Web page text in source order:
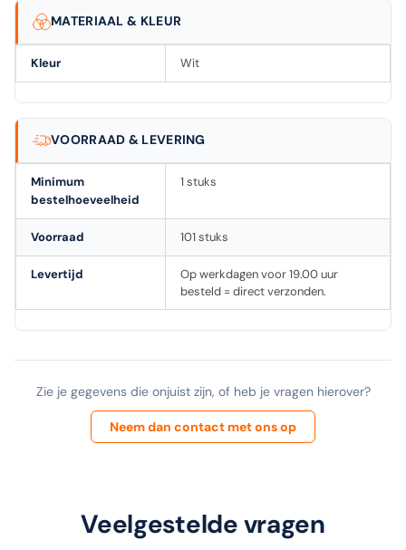
MATERIAAL & KLEUR
Kleur Wit
VOORRAAD & LEVERING
Minimum
bestelhoeveelheid
1 stuks
Voorraad 101 stuks
Levertijd
Op werkdagen voor 19.00 uur
besteld = direct verzonden.
Zie je gegevens die onjuist zijn, of heb je vragen hierover?
Neem dan contact met ons op
Veelgestelde vragen